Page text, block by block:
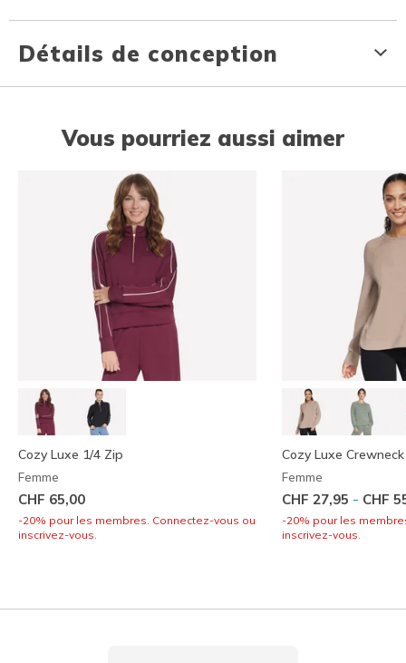
Détails de conception
Vous pourriez aussi aimer
Cozy Luxe 1/4 Zip
Femme
CHF 65,00
-20% pour les membres. Connectez-vous ou
inscrivez-vous.
Cozy Luxe Crewneck
Femme
CHF 27,95 - CHF
-20% pour les
inscrivez-vous.